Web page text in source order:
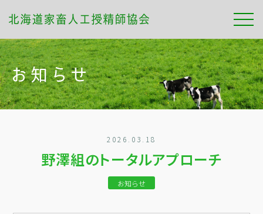
2026.03.18
野澤組のトータルアプローチ
お知らせ